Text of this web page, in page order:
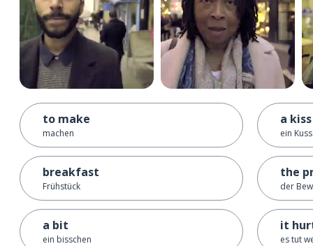
to make
machen
breakfast
Frühstück
a bit
ein bisschen
a kiss
ein Kuss
the
der
it
es tut